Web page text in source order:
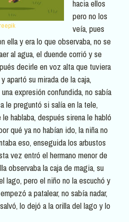
hacia ellos
pero no los
veía, pues
ella y era lo que observaba, no se
al agua, el duende corrió y se
decirle en voz alta que tuviera
apartó su mirada de la caja,
expresión confundida, no sabía
le preguntó si salía en la tele,
hablaba, después sirena le habló
qué ya no habían ido, la niña no
eso, enseguida los arbustos
vez entró el hermano menor de
observaba la caja de magia, su
lago, pero el niño no la escuchó y
a patalear, no sabía nadar,
lo dejó a la orilla del lago y lo